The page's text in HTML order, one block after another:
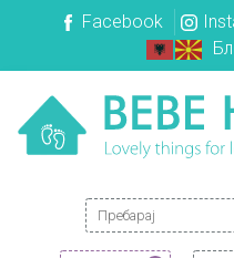
Facebook
Search for: